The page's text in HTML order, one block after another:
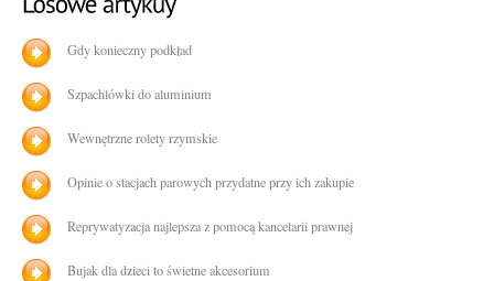
Gdy konieczny podkład
Szpachlówki do aluminium
Wewnętrzne rolety rzymskie
Opinie o stacjach parowych przydatne przy ich zakupie
Reprywatyzacja najlepsza z pomocą kancelarii prawnej
Bujak dla dzieci to świetne akcesorium